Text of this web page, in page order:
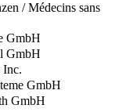
/ Médecins sans
GmbH
GmbH
Inc.
GmbH
GmbH